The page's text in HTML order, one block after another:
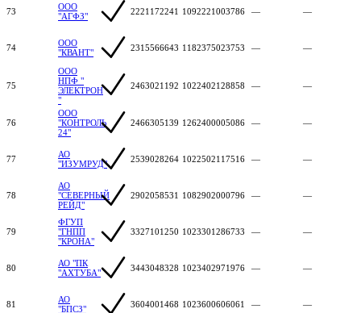
73
ООО
"АГФЗ"
2221172241 1092221003786 — —
74
ООО
"КВАНТ"
2315566643 1182375023753 — —
75
ООО
НПФ "
ЭЛЕКТРОН
"
2463021192 1022402128858 — —
76
ООО
"КОНТРОЛЬ
24"
2466305139 1262400005086 — —
77
АО
"ИЗУМРУД"
2539028264 1022502117516 — —
78
АО
"СЕВЕРНЫЙ
РЕЙД"
2902058531 1082902000796 — —
79
ФГУП
"ГНПП
"КРОНА"
3327101250 1023301286733 — —
80
АО "ПК
"АХТУБА"
3443048328 1023402971976 — —
81
АО
"БПСЗ"
3604001468 1023600606061 — —